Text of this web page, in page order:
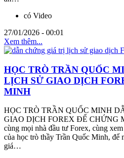
có Video
27/01/2026 - 00:01
Xem thêm...
HỌC TRÒ TRẦN QUỐC
LỊCH SỬ GIAO DỊCH
MINH
HỌC TRÒ TRẦN QUỐC MINH
GIAO DỊCH FOREX ĐỂ CHỨNG
cùng mọi nhà đầu tư Forex, cùng
của học trò thầy Trần Quốc Minh, để
giá…